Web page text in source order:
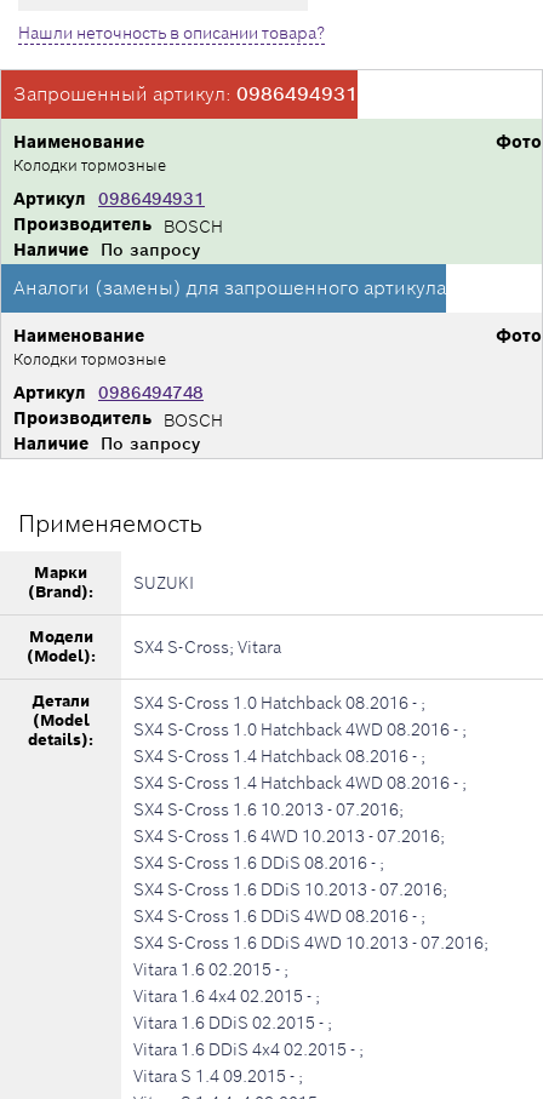
Нашли неточность в описании товара?
Запрошенный артикул: 0986494931
Фото
Производитель BOSCH
Артикул 0986494931
Наименование
Колодки тормозные
Наличие По запросу
Аналоги (замены) для запрошенного артикула
Фото
Производитель BOSCH
Артикул 0986494748
Наименование
Колодки тормозные
Наличие По запросу
Применяемость
Марки
(Brand):
SUZUKI
Модели
(Model):
SX4 S-Cross; Vitara
Детали
(Model
details):
SX4 S-Cross 1.0 Hatchback 08.2016 - ;
SX4 S-Cross 1.0 Hatchback 4WD 08.2016 - ;
SX4 S-Cross 1.4 Hatchback 08.2016 - ;
SX4 S-Cross 1.4 Hatchback 4WD 08.2016 - ;
SX4 S-Cross 1.6 10.2013 - 07.2016;
SX4 S-Cross 1.6 4WD 10.2013 - 07.2016;
SX4 S-Cross 1.6 DDiS 08.2016 - ;
SX4 S-Cross 1.6 DDiS 10.2013 - 07.2016;
SX4 S-Cross 1.6 DDiS 4WD 08.2016 - ;
SX4 S-Cross 1.6 DDiS 4WD 10.2013 - 07.2016;
Vitara 1.6 02.2015 - ;
Vitara 1.6 4x4 02.2015 - ;
Vitara 1.6 DDiS 02.2015 - ;
Vitara 1.6 DDiS 4x4 02.2015 - ;
Vitara S 1.4 09.2015 - ;